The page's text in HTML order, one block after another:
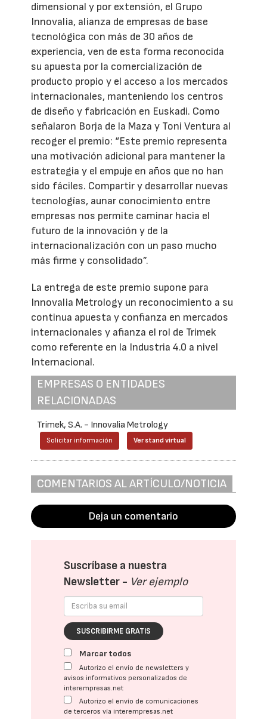
dimensional y por extensión, el Grupo
Innovalia, alianza de empresas de base
tecnológica con más de 30 años de
experiencia, ven de esta forma reconocida
su apuesta por la comercialización de
producto propio y el acceso a los mercados
internacionales, manteniendo los centros
de diseño y fabricación en Euskadi. Como
señalaron Borja de la Maza y Toni Ventura al
recoger el premio: “Este premio representa
una motivación adicional para mantener la
estrategia y el empuje en años que no han
sido fáciles. Compartir y desarrollar nuevas
tecnologías, aunar conocimiento entre
empresas nos permite caminar hacia el
futuro de la innovación y de la
internacionalización con un paso mucho
más firme y consolidado”.
La entrega de este premio supone para
Innovalia Metrology un reconocimiento a su
continua apuesta y confianza en mercados
internacionales y afianza el rol de Trimek
como referente en la Industria 4.0 a nivel
Internacional.
EMPRESAS O ENTIDADES
RELACIONADAS
Trimek, S.A. - Innovalia Metrology
Solicitar información Ver stand virtual
COMENTARIOS AL ARTÍCULO/NOTICIA
Deja un comentario
Suscríbase a nuestra
Newsletter - Ver ejemplo
SUSCRIBIRME GRATIS
Marcar todos
Autorizo el envío de newsletters y
avisos informativos personalizados de
interempresas.net
Autorizo el envío de comunicaciones
de terceros vía interempresas.net